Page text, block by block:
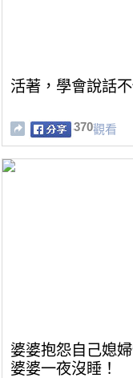
活著，學會說話
370觀看
婆婆抱怨自己媳
婆婆一夜沒睡！